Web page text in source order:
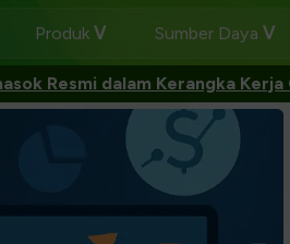
Produk Sumber Daya
Resmi dalam Kerangka